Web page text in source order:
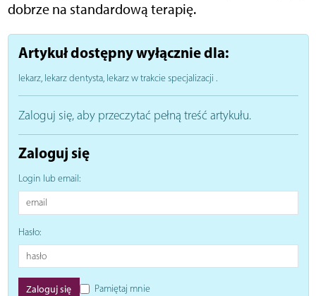
dobrze na standardową terapię.
Artykuł dostępny wyłącznie dla:
lekarz, lekarz dentysta, lekarz w trakcie specjalizacji .
Zaloguj się, aby przeczytać pełną treść artykułu.
Zaloguj się
Login lub email:
Hasło:
Pamiętaj mnie